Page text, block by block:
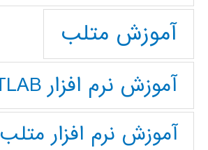
آموزش متلب
آموزش نرم افزار MATLAB
آموزش نرم افزار متلب